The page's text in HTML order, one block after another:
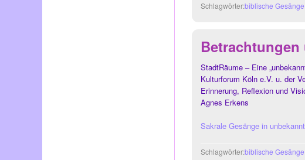
Schlagwörter:biblische Gesänge
StadtRäume – Eine
Kulturforum Köln e.V. u. der
Erinnerung, Reflexion und
Agnes Erkens
Sakrale Gesänge in
Schlagwörter:biblische Gesänge